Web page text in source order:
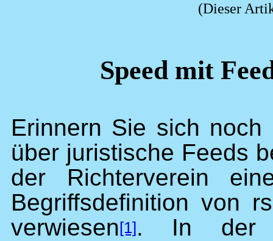
(Dieser
Speed mit
Erinnern Sie sich
über juristische Feeds
der Richterverein
Begriffsdefinition von
verwiesen[1]. In der